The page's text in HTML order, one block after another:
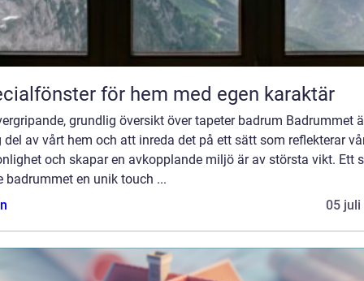
för hem med egen karaktär
grundlig översikt över tapeter badrum Badrummet
del av vårt hem och att inreda det på ett sätt som reflekterar
och skapar en avkopplande miljö är av största vikt. Ett
badrummet en unik touch ...
05 juli